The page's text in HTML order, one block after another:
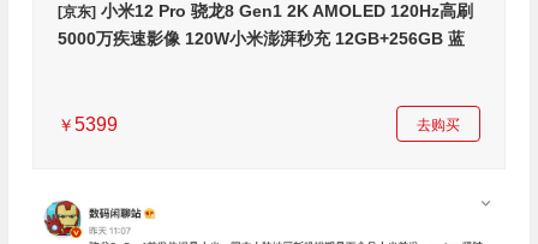
[京东]小米12 Pro 骁龙8 Gen1 2K AMOLED 120Hz高刷
5000万疾速影像 120W小米澎湃秒充 12GB+256GB 蓝
￥5399 去购买